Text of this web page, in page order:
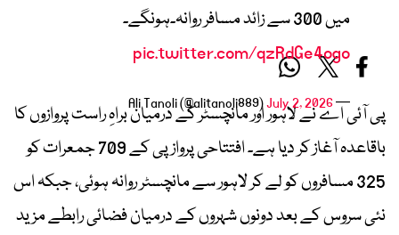
میں 300 سے زائد مسافر روانہ۔ہونگے۔
pic.twitter.com/qzRdGe4ogo
— Ali Tanoli (@alitanoli889)
July 2, 2026
پی آئی اے نے لاہور اور مانچسٹر کے درمیان براہِ راست پروازوں کا
باقاعدہ آغاز کر دیا ہے۔ افتتاحی پرواز پی کے 709 جمعرات کو
325 مسافروں کو لے کر لاہور سے مانچسٹر روانہ ہوئی، جبکہ اس
نئی سروس کے بعد دونوں شہروں کے درمیان فضائی رابطے مزید